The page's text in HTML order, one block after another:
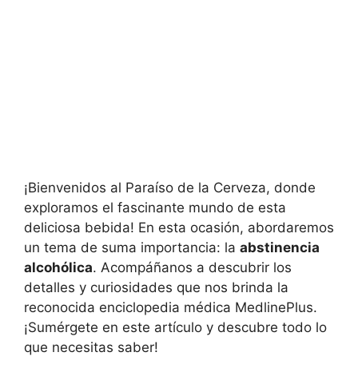
¡Bienvenidos al Paraíso de la Cerveza, donde
exploramos el fascinante mundo de esta
deliciosa bebida! En esta ocasión, abordaremos
un tema de suma importancia: la abstinencia
alcohólica. Acompáñanos a descubrir los
detalles y curiosidades que nos brinda la
reconocida enciclopedia médica MedlinePlus.
¡Sumérgete en este artículo y descubre todo lo
que necesitas saber!